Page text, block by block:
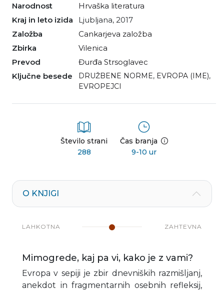
Narodnost
hrvaška literatura
Kraj in leto izida
Ljubljana, 2017
Založba
Cankarjeva založba
Zbirka
Vilenica
Prevod
Đurđa Strsoglavec
Ključne besede
DRUŽBENE NORME, EVROPA (IME),
EVROPEJCI
Število strani
288
Čas branja
9-10 ur
O KNJIGI
LAHKOTNA ZAHTEVNA
Mimogrede, kaj pa vi, kako je z vami?
Evropa v sepiji je zbir dnevniških razmišljanj,
anekdot in fragmentarnih osebnih refleksij,